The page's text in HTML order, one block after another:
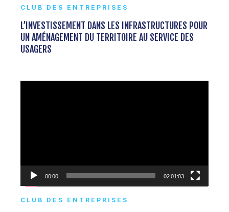
CLUB DES ENTREPRISES
L’INVESTISSEMENT DANS LES INFRASTRUCTURES POUR
UN AMÉNAGEMENT DU TERRITOIRE AU SERVICE DES
USAGERS
00:00 02:01:03
CLUB DES ENTREPRISES